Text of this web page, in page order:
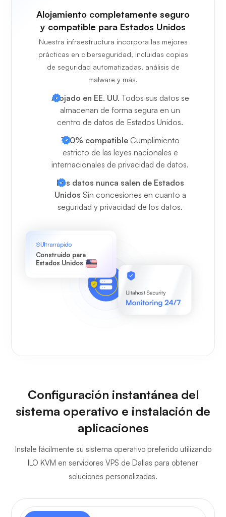
Alojamiento completamente seguro
y compatible para Estados Unidos
Nuestra infraestructura incorpora las mejores
prácticas en ciberseguridad, incluidas copias
de seguridad automatizadas, análisis de
malware y más.
Alojado en EE. UU. Todos sus datos se
almacenan de forma segura en un
centro de datos de Estados Unidos.
100% compatibleCumplimiento
estricto de las leyes nacionales e
internacionales de privacidad de datos.
Los datos nunca salen de Estados
Unidos Sin concesiones en cuanto a
seguridad y privacidad de los datos.
Ultrarrápido
Construido para
Estados Unidos
Configuración instantánea del
sistema operativo e instalación de
aplicaciones
Instale fácilmente su sistema operativo preferido utilizando
ILO KVM en servidores VPS de Dallas para obtener
soluciones personalizadas.